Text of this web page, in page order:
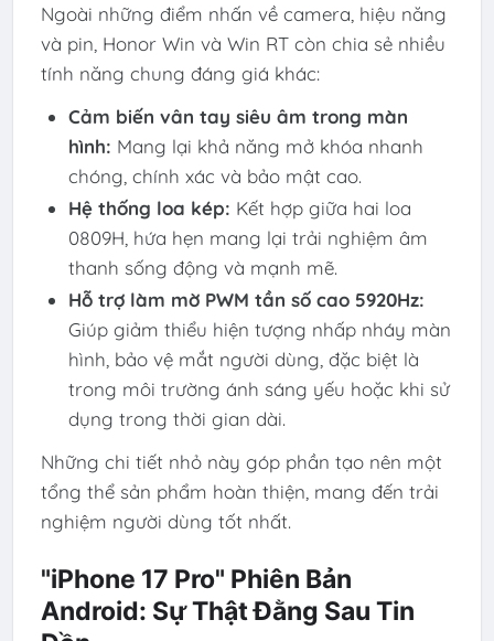
Ngoài những điểm nhấn về camera, hiệu năng
và pin, Honor Win và Win RT còn chia sẻ nhiều
tính năng chung đáng giá khác:
Cảm biến vân tay siêu âm trong màn
hình: Mang lại khả năng mở khóa nhanh
chóng, chính xác và bảo mật cao.
Hệ thống loa kép: Kết hợp giữa hai loa
0809H, hứa hẹn mang lại trải nghiệm âm
thanh sống động và mạnh mẽ.
Hỗ trợ làm mờ PWM tần số cao 5920Hz:
Giúp giảm thiểu hiện tượng nhấp nháy màn
hình, bảo vệ mắt người dùng, đặc biệt là
trong môi trường ánh sáng yếu hoặc khi sử
dụng trong thời gian dài.
Những chi tiết nhỏ này góp phần tạo nên một
tổng thể sản phẩm hoàn thiện, mang đến trải
nghiệm người dùng tốt nhất.
"iPhone 17 Pro" Phiên Bản
Android: Sự Thật Đằng Sau Tin